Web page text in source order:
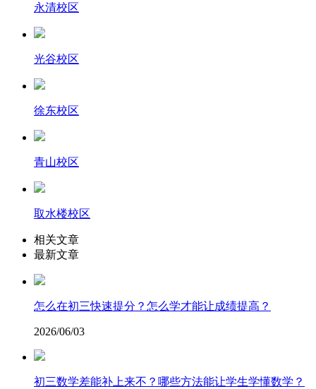
永清校区
光谷校区
徐东校区
青山校区
取水楼校区
相关文章
最新文章
怎么在初三快速提分？怎么学才能让成绩提高？
2026/06/03
初三数学差能补上来不？哪些方法能让学生学懂数学？